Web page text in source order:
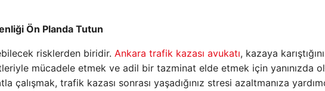
Ön Planda Tutun
risklerden biridir. Ankara trafik kazası avukatı, kazaya
mücadele etmek ve adil bir tazminat elde etmek için yanınızda
çalışmak, trafik kazası sonrası yaşadığınız stresi azaltmanıza